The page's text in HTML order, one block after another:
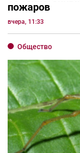
пожаров
вчера, 11:33
Общество